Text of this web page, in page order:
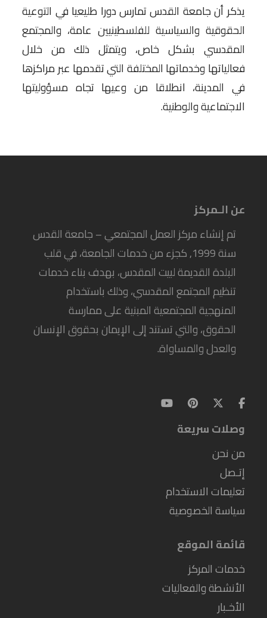
يذكر أن جامعة القدس تمارس دورا طليعيا في التوعية
الحقوقية والسياسية للفلسطينيين عامة، والمجتمع
المقدسي بشكل خاص، ويتمثل ذلك من خلال
فعالياتها وخدماتها المختلفة التي تقدمها عبر مراكزها
في المدينة، انطلاقا من وعيها تجاه مسؤوليتها
الاجتماعية والوطنية.
عن الـمركز
تم إنشاء مركز العمل المجتمعي – جامعة القدس
سنة 1999, كجزء من خدمات الجامعة، في قلب
البلدة القديمة لبيت المقدس، بهدف بناء خدمات
تنظيم المجتمع المقدسي، وذلك باستخدام
المنهجية المجتمعية المبنية على ممارسة
الحقوق، والتي تستند إلى الإيمان بحقوق الإنسان
والعدل والمساواة.
وصلات سريعة
من نحن
إتـصل
تعليمات الاستخدام
سياسة الخصوصية
قائمة الموقع
خدمات المركز
الأنشطة والفعاليات
الأخـبار